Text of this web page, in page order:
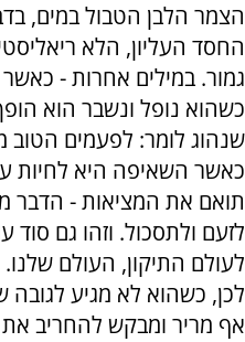
הצמר הלבן הטבול במים,
החסד העליון, הלא
גמור. במילים אחרות - כאשר
כשהוא נופל ונשבר הוא
שנהוג לומר: לפעמים הטוב
כאשר השאיפה היא לחיות
תואם את המציאות - הדבר
לזעם ולתסכול. וזהו גם
לעולם התיקון, העולם
לכן, כשהוא לא מגיע
אף מריר ומבקש להחריב את